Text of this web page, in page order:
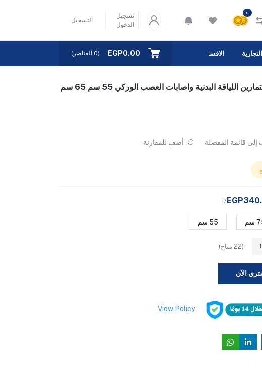
0
تسجيل
الدخول
التسجيل
الاقسام EGP0.00
(
0 العناصر)
كرة اليوجا لتمارين الحمل والولادة ولتمارين اللياقة البدنية واصابات العصب الوركي 55 سم 65 سم
قائمة المفضلة أضف للمقارنة
/1
سم 55 سم
(
22 متاح)
الآن
View Policy